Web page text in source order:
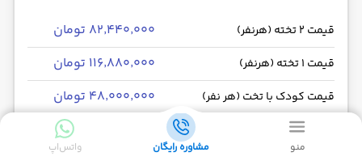
قیمت 2 تخته (هرنفر) ۸۲٬۴۴۰٬۰۰۰ تومان
قیمت 1 تخته (هرنفر) ۱۱۶٬۸۸۰٬۰۰۰ تومان
قیمت کودک با تخت (هر نفر) ۴۸٬۰۰۰٬۰۰۰ تومان
قیمت کودک بدون تخت (هرنفر)
منو مشاوره رایگان واتس‌اپ